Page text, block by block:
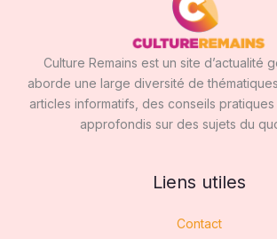
Culture Remains est un site d’actualité
aborde une large diversité de
articles informatifs, des conseils
approfondis sur des sujets du
Liens utiles
Contact